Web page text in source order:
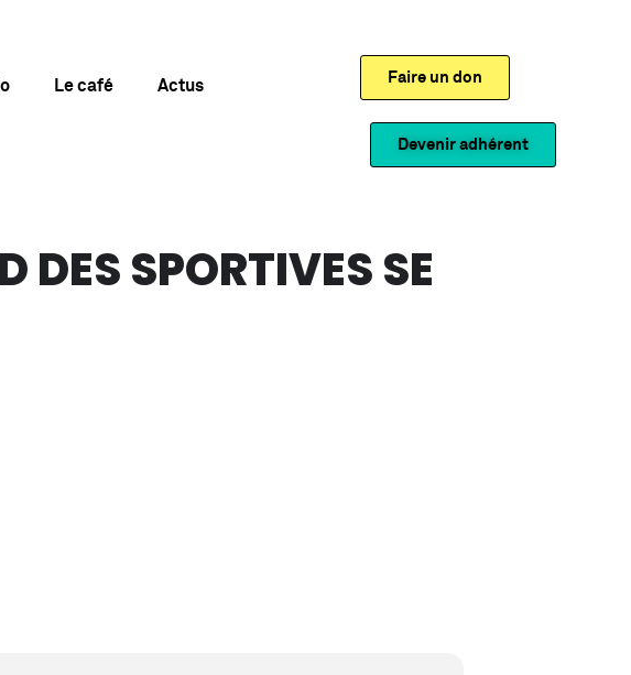
Le café Actus Faire un don
Devenir adhérent
DES SPORTIVES SE